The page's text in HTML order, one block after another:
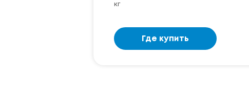
кг
Где купить